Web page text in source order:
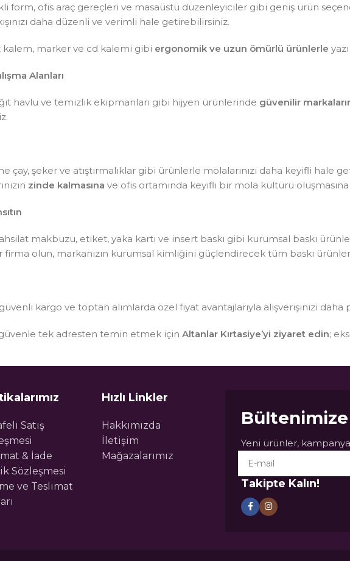
form, ofis araç gereçleri ve masaüstü düzenleyiciler gibi geniş ürün
daha düzenli ve verimli hale getirebilirsiniz.
kalem, marker ve cd kalemi gibi ergonomik ve uzun ömürlü ürünlerle
Alanları
havlu ve temizlik ekipmanları gibi hijyen ürünlerinde güvenilir
çay, şeker ve atıştırmalıklar gibi ürünlerle molalarınızı daha keyifli hale
zinde kalmasına ve ofis ortamında keyifli bir mola kültürü oluşmasına
makbuzu, etiket, yaka kartı ve insert baskı gibi kurumsal baskı
olun, markanızın kurumsal kimliğini güçlendirecek tüm baskı
kargo ve toptan alımlarda özel fiyat avantajlarıyla alışverişinizi
tek adresten temin etmek için Altanlar Kırtasiye’yi ziyaret edin;
Satış
& İade
Sözleşmesi
ve Teslimat
Hızlı Linkler
Hakkımızda
İletişim
Mağazalarımız
Yeni ürünler,
Takipte Kalın!